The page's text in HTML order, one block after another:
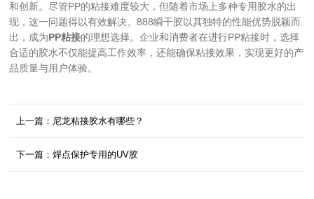
和创新。尽管PP的粘接难度较大，但随着市场上多种专用胶水的出
现，这一问题得以有效解决。888瞬干胶以其独特的性能优势脱颖而
出，成为PP粘接的理想选择。企业和消费者在进行PP粘接时，选择
合适的胶水不仅能提高工作效率，还能确保粘接效果，实现更好的产
品质量与用户体验。
上一篇：尼龙粘接胶水有哪些？
下一篇：焊点保护专用的UV胶